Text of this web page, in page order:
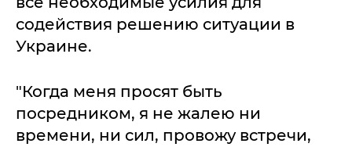
содействия решению ситуации в
Украине.
"Когда меня просят быть
посредником, я не жалею ни
времени, ни сил, провожу встречи,